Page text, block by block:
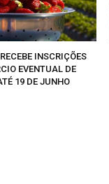
INSCRIÇÕES
EVENTUAL DE
19 DE JUNHO